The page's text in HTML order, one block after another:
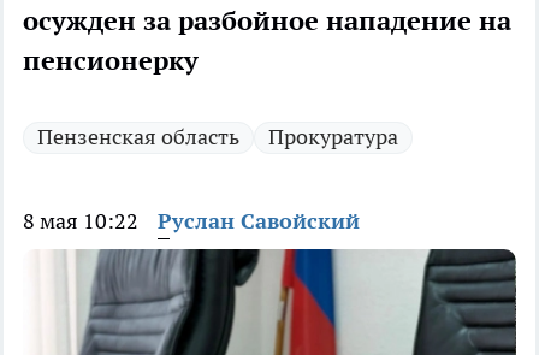
осужден за разбойное нападение на
пенсионерку
Пензенская область Прокуратура
8 мая 10:22 Руслан Савойский